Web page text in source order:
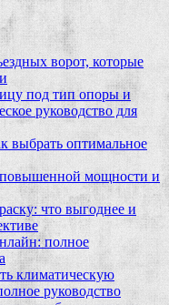
ворот, которые
под тип опоры и
руководство для
выбрать оптимальное
повышенной мощности и
что выгоднее и
полное
климатическую
руководство